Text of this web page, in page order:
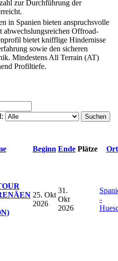
zur Durchführung der
in Spanien bieten anspruchsvolle
abwechslungsreichen Offroad-
bietet knifflige Hindernisse
sowie den sicheren
Mindestens All Terrain (AT)
Profiltiefe.
Suchen
Beginn Ende Plätze Ort
25. Okt
2026
31.
Okt
2026
-